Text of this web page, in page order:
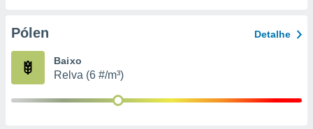
através
Pólen Detalhe
Baixo
Relva (6 #/m³)